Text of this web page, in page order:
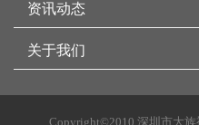
资讯动态
关于我们
Copyright©2010 深圳市大族